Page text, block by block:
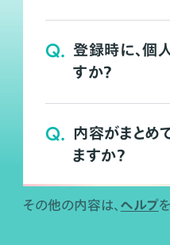
Q. 登録時に、個
すか？
Q. 内容がまとめ
ますか？
その他の内容は、 ヘルプ